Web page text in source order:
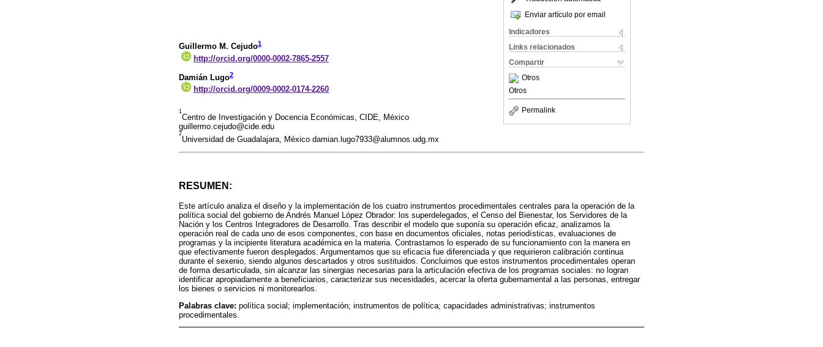
Enviar artículo por email
Indicadores
Links relacionados
Compartir
Otros
Otros
Permalink
Guillermo M. Cejudo1
http://orcid.org/0000-0002-7865-2557
Damián Lugo2
http://orcid.org/0009-0002-0174-2260
1
Centro de Investigación y Docencia Económicas, CIDE, México
guillermo.cejudo@cide.edu
2
Universidad de Guadalajara, México damian.lugo7933@alumnos.udg.mx
RESUMEN:
Este artículo analiza el diseño y la implementación de los cuatro instrumentos procedimentales centrales para la operación de la
política social del gobierno de Andrés Manuel López Obrador: los superdelegados, el Censo del Bienestar, los Servidores de la
Nación y los Centros Integradores de Desarrollo. Tras describir el modelo que suponía su operación eficaz, analizamos la
operación real de cada uno de esos componentes, con base en documentos oficiales, notas periodísticas, evaluaciones de
programas y la incipiente literatura académica en la materia. Contrastamos lo esperado de su funcionamiento con la manera en
que efectivamente fueron desplegados. Argumentamos que su eficacia fue diferenciada y que requirieron calibración continua
durante el sexenio, siendo algunos descartados y otros sustituidos. Concluimos que estos instrumentos procedimentales operan
de forma desarticulada, sin alcanzar las sinergias necesarias para la articulación efectiva de los programas sociales: no logran
identificar apropiadamente a beneficiarios, caracterizar sus necesidades, acercar la oferta gubernamental a las personas, entregar
los bienes o servicios ni monitorearlos.
Palabras clave: política social; implementación; instrumentos de política; capacidades administrativas; instrumentos
procedimentales.